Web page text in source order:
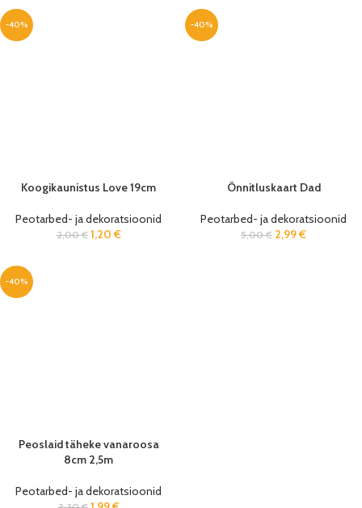
-40%
Koogikaunistus Love 19cm
Peotarbed- ja dekoratsioonid
2,00€ 1,20 €
-40%
Õnnitluskaart Dad
Peotarbed- ja dekoratsioonid
5,00€ 2,99€
-40%
Peoslaid täheke vanaroosa
8cm 2,5m
Peotarbed- ja dekoratsioonid